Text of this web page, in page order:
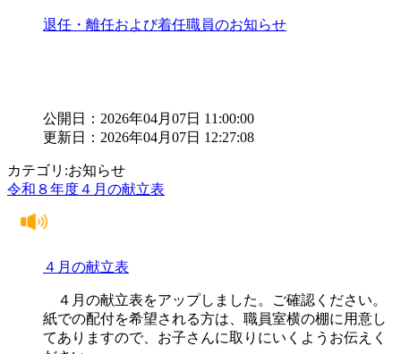
退任・離任および着任職員のお知らせ
公開日：2026年04月07日 11:00:00
更新日：2026年04月07日 12:27:08
カテゴリ:お知らせ
令和８年度４月の献立表
４月の献立表
４月の献立表をアップしました。ご確認ください。
紙での配付を希望される方は、職員室横の棚に用意し
てありますので、お子さんに取りにいくようお伝えく